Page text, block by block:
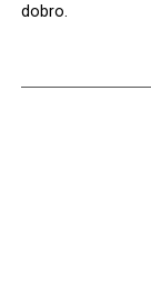
dobro.